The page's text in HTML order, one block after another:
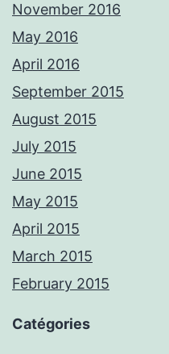
November 2016
May 2016
April 2016
September 2015
August 2015
July 2015
June 2015
May 2015
April 2015
March 2015
February 2015
Catégories